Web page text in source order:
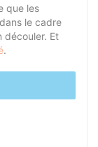
que les
le cadre
découler. Et
.